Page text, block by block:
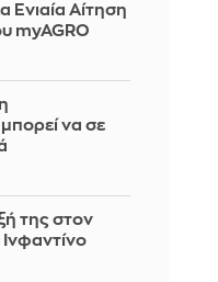
Ενιαία Αίτηση
myAGRO
να σε
της στον